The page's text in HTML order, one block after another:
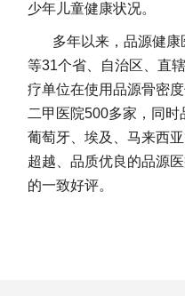
少年儿童健康状况。
多年以来，品源健
等31个省、自治区、直
疗单位在使用品源骨密
二甲医院500多家，同时
葡萄牙、埃及、马来西
超越、品质优良的品源
的一致好评。